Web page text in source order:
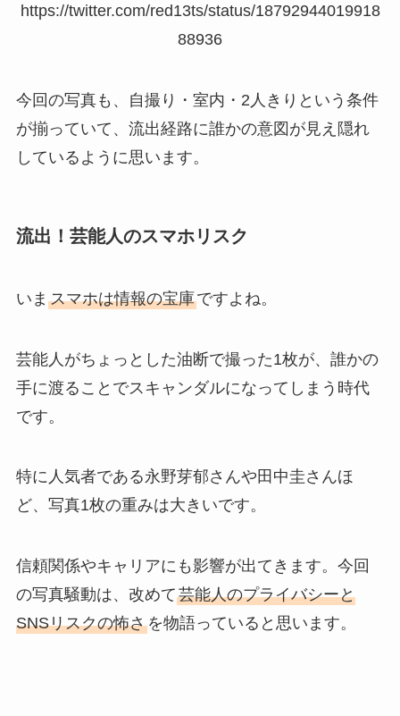
https://twitter.com/red13ts/status/18792944019918
88936
今回の写真も、自撮り・室内・2人きりという条件
が揃っていて、流出経路に誰かの意図が見え隠れ
しているように思います。
流出！芸能人のスマホリスク
いま スマホは情報の宝庫ですよね。
芸能人がちょっとした油断で撮った1枚が、誰かの
手に渡ることでスキャンダルになってしまう時代
です。
特に人気者である永野芽郁さんや田中圭さんほ
ど、写真1枚の重みは大きいです。
信頼関係やキャリアにも影響が出てきます。今回
の写真騒動は、改めて芸能人のプライバシーと
SNSリスクの怖さを物語っていると思います。